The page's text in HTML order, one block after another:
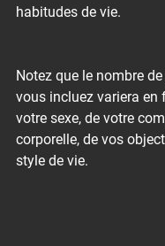
habitudes de vie.
Notez que le nombre
vous incluez variera en
votre sexe, de votre
corporelle, de vos
style de vie.